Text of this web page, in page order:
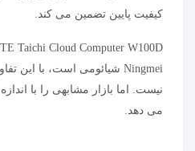
کیفیت پایین تضمین می کند.
نیست. اما بازار مشابهی را با
می دهد.